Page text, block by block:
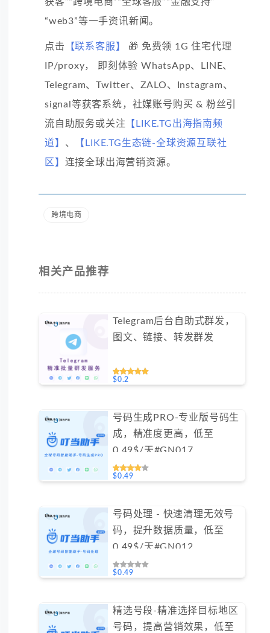
获客”“跨境电商”“全球客服”“金融支持”
“web3”等一手资讯新闻。
点击 【联系客服】
🎁 免费领 1G 住宅代理
IP/proxy， 即刻体验 WhatsApp、LINE、
Telegram、Twitter、ZALO、Instagram、
signal等获客系统，社媒账号购买 & 粉丝引
流自助服务或关注 【LIKE.TG出海指南频
道】 、
【LIKE.TG生态链-全球资源互联社
区】 连接全球出海营销资源。
跨境电商
相关产品推荐
Telegram后台自助式群发，
图文、链接、转发群发
$0.2
号码生成PRO-专业版号码生
成，精准度更高，低至
0.49$/天#GN017
$0.49
号码处理 - 快速清理无效号
码，提升数据质量，低至
0.49$/天#GN012
$0.49
精选号段-精准选择目标地区
号码，提高营销效果，低至